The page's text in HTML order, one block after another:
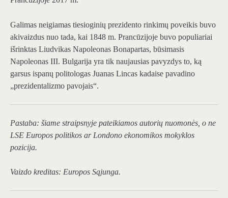
Galimas neigiamas tiesioginių prezidento rinkimų poveikis buvo
akivaizdus nuo tada, kai 1848 m. Prancūzijoje buvo populiariai
išrinktas Liudvikas Napoleonas Bonapartas, būsimasis
Napoleonas III. Bulgarija yra tik naujausias pavyzdys to, ką
garsus ispanų politologas Juanas Lincas kadaise pavadino
„prezidentalizmo pavojais“.
Pastaba: šiame straipsnyje pateikiamos autorių nuomonės, o ne
LSE Europos politikos ar Londono ekonomikos mokyklos
pozicija.
Vaizdo kreditas: Europos Sąjunga.